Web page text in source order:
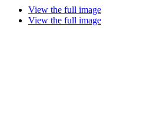
View the full image
View the full image